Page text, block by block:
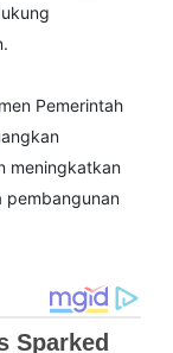
Pemerintah
meningkatkan
pembangunan